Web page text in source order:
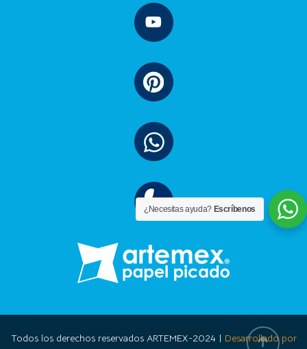
Todos los derechos reservados ARTEMEX-2024 | Desarrollado por
¿Necesitas ayuda?Escríbenos